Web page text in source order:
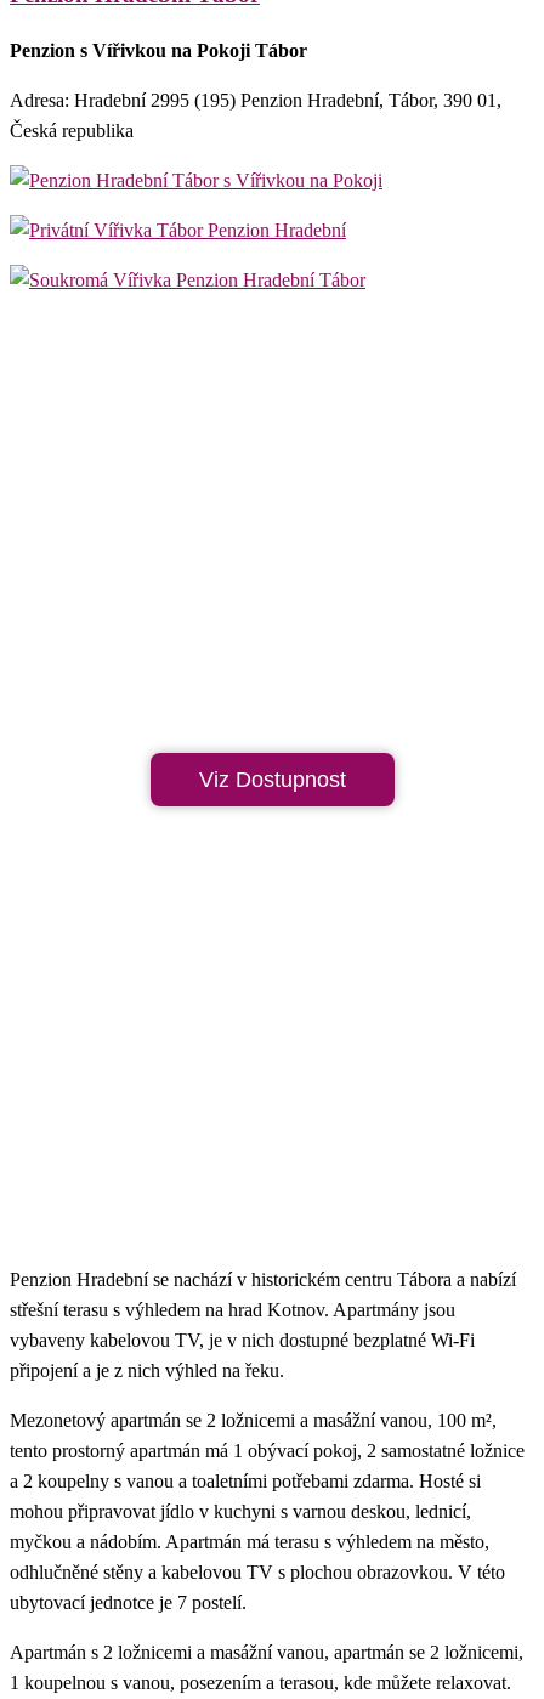
Penzion s Vířivkou na Pokoji Tábor
Adresa: Hradební 2995 (195) Penzion Hradební, Tábor, 390 01,
Česká republika
Viz Dostupnost
Penzion Hradební se nachází v historickém centru Tábora a nabízí
střešní terasu s výhledem na hrad Kotnov. Apartmány jsou
vybaveny kabelovou TV, je v nich dostupné bezplatné Wi-Fi
připojení a je z nich výhled na řeku.
Mezonetový apartmán se 2 ložnicemi a masážní vanou, 100 m²,
tento prostorný apartmán má 1 obývací pokoj, 2 samostatné ložnice
a 2 koupelny s vanou a toaletními potřebami zdarma. Hosté si
mohou připravovat jídlo v kuchyni s varnou deskou, lednicí,
myčkou a nádobím. Apartmán má terasu s výhledem na město,
odhlučněné stěny a kabelovou TV s plochou obrazovkou. V této
ubytovací jednotce je 7 postelí.
Apartmán s 2 ložnicemi a masážní vanou, apartmán se 2 ložnicemi,
1 koupelnou s vanou, posezením a terasou, kde můžete relaxovat.